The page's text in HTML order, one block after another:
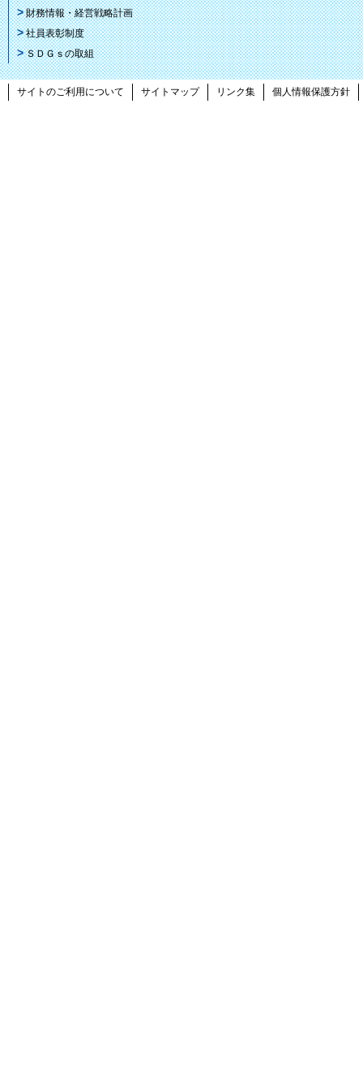
財務情報・経営戦略計画
社員表彰制度
ＳＤＧｓの取組
サイトのご利用について サイトマップ リンク集 個人情報保護方針